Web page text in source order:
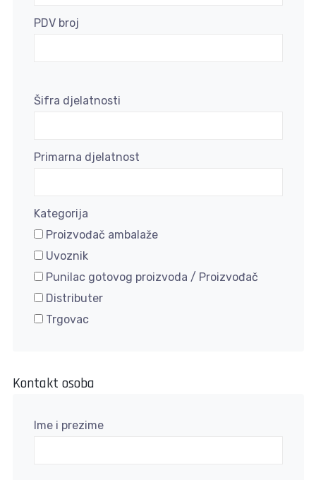
PDV broj
Šifra djelatnosti
Primarna djelatnost
Kategorija
Proizvođač ambalaže
Uvoznik
Punilac gotovog proizvoda / Proizvođač
Distributer
Trgovac
Kontakt osoba
Ime i prezime